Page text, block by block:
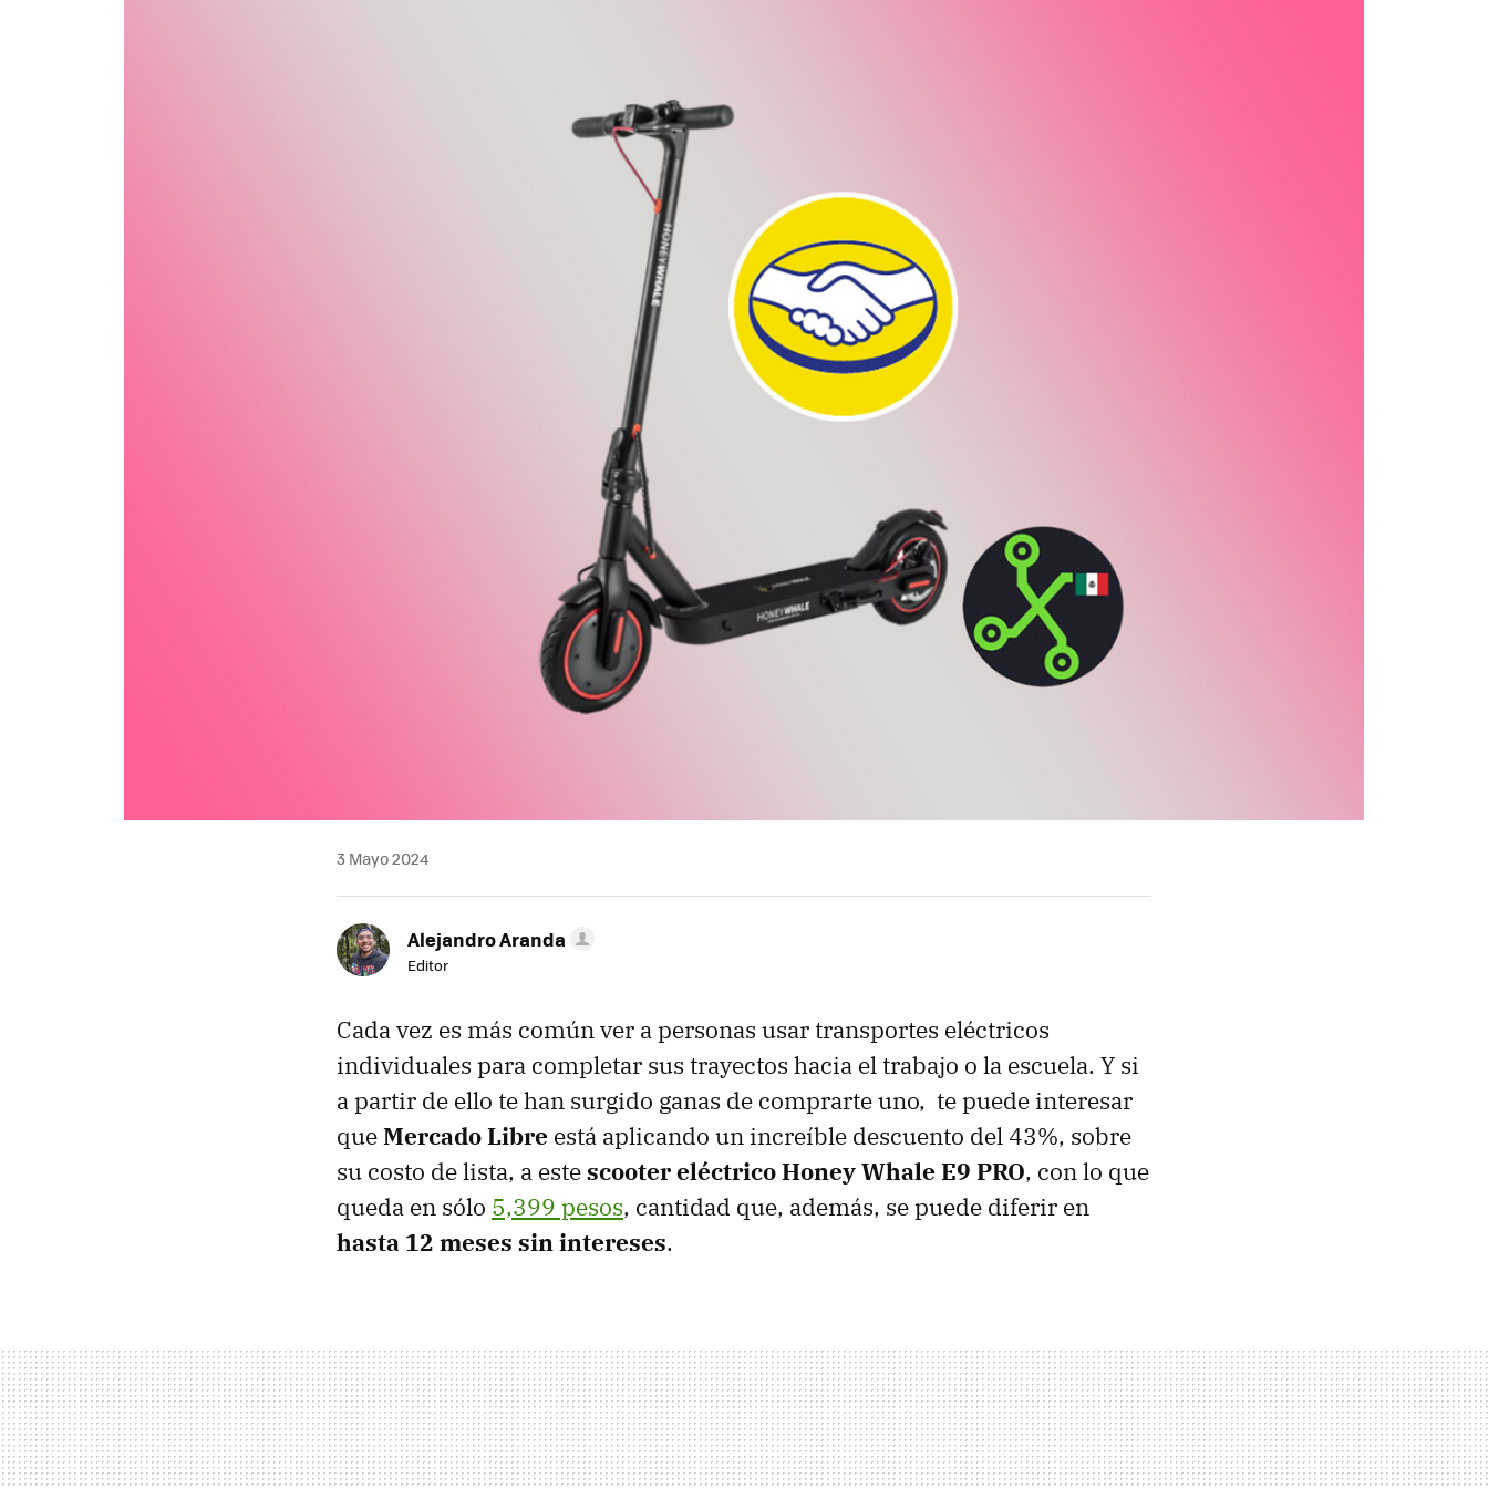
3 Mayo 2024
Alejandro Aranda
Editor
Cada vez es más común ver a personas usar transportes eléctricos
individuales para completar sus trayectos hacia el trabajo o la escuela. Y si
a partir de ello te han surgido ganas de comprarte uno, te puede interesar
queMercado Libre está aplicando un increíble descuento del 43%, sobre
su costo de lista, a estescooter eléctrico Honey Whale E9 PRO, con lo que
queda en sólo 5,399 pesos, cantidad que, además, se puede diferir en
hasta 12 meses sin intereses.